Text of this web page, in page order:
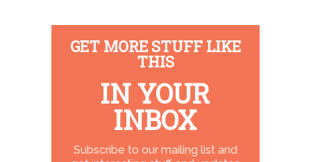
GET MORE STUFF LIKE
THIS
IN YOUR
INBOX
Subscribe to our mailing list and